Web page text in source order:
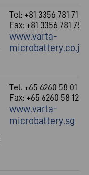
Tel: +81 3356 781 71
Fax: +81 3356 781 75
www.varta-
microbattery.co.jp
Tel: +65 6260 58 01
Fax: +65 6260 58 12
www.varta-
microbattery.sg